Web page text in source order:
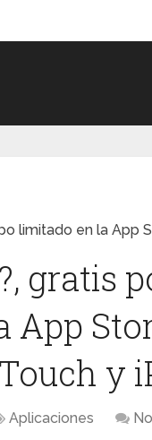
limitado en la App
gratis
y
Aplicaciones